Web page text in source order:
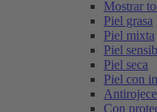
Mostrar
Piel grasa
Piel mixta
Piel
Piel seca
Piel con
Con